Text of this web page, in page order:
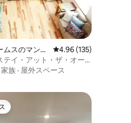
星の平均評価
スのマンシ
レビュー135件、5つ
4.96 (135)
テイ・アット・ザ・オー
ウス
家族 · 屋外スペース